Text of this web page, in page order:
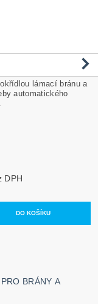
lámací bránu a
automatického
Kč bez DPH
BRÁNY A